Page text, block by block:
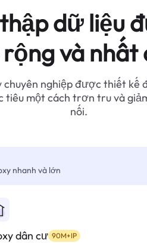
dữ liệu
và nhất
chuyên nghiệp được thiết kế
tiêu một cách trơn tru và
nối.
nhanh và lớn
dân cư 90M+IP